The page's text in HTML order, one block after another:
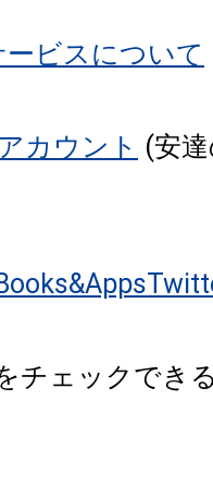
ービスについて
カウント (安
チェックでき